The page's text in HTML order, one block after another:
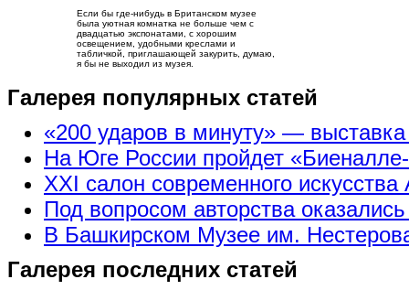
Если бы где-нибудь в Британском музее
была уютная комнатка не больше чем с
двадцатью экспонатами, с хорошим
освещением, удобными креслами и
табличкой, приглашающей закурить, думаю,
я бы не выходил из музея.
Галерея популярных статей
«200 ударов в минуту» —
На Юге России пройдет
XXI салон современного искусства
Под вопросом авторства
В Башкирском Музее им.
Галерея последних статей